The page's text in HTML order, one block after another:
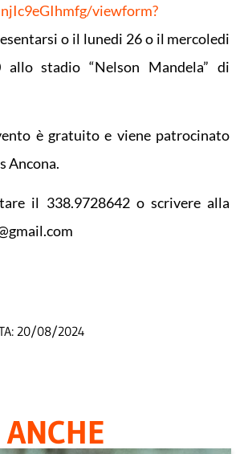
viewform?
o il lunedi 26 o il mercoledi
stadio “Nelson Mandela” di
è gratuito e viene patrocinato
Ancona.
il 338.9728642 o scrivere alla
20/08/2024